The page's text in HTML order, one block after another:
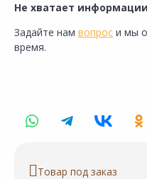
Не хватает
Задайте нам вопрос и мы
время.
Товар под заказ